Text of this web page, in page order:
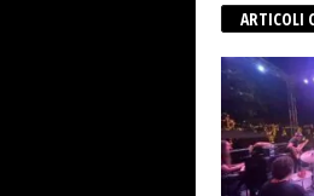
ARTICOLI